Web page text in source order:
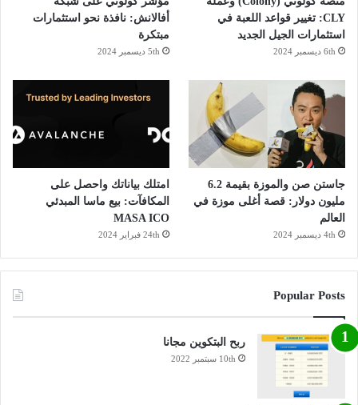
CLY: تغيير قواعد اللعبة في
استثمارات الجيل الجديد
6th ديسمبر 2024
أفالانش: نافذة نحو استثمارات
مبتكرة
5th ديسمبر 2024
جاستن صن والموزة بقيمة 6.2
مليون دولار: قصة أغلى موزة في
العالم
4th ديسمبر 2024
امتلك بياناتك واحصل على
المكافآت: بيع ماسا المبدئي
MASA ICO
24th فبراير 2024
Popular Posts
ربح البتكوين مجانا
10th سبتمبر 2022